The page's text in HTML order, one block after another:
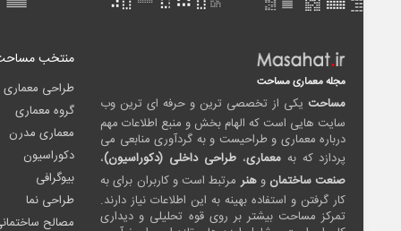
مجله معماری مساحت
مساحت یکی از تخصصی ترین و حرفه ای ترین وب
سایت هایی است که الهام بخش و منبع اطلاعات مهم
درباره معماری و طراحیست و به گردآوری منابعی می
پردازد که بهمعماری،طراحی داخلی (دکوراسیون)،
صنعت ساختمان وهنرمرتبط است و کاربران برای به
کار گرفتن و استفاده بهینه به این اطلاعات نیاز دارند.
تمرکز مساحت بیشتر بر روی قوه تحلیلی و دیداری
منتخب
طراحی معماری
گروه معماری
معماری مدرن
دکوراسیون
بیوگرافی
طراحی نما
مصالح